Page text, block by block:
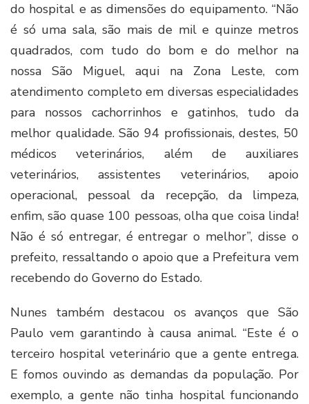
do hospital e as dimensões do equipamento. “Não
é só uma sala, são mais de mil e quinze metros
quadrados, com tudo do bom e do melhor na
nossa São Miguel, aqui na Zona Leste, com
atendimento completo em diversas especialidades
para nossos cachorrinhos e gatinhos, tudo da
melhor qualidade. São 94 profissionais, destes, 50
médicos veterinários, além de auxiliares
veterinários, assistentes veterinários, apoio
operacional, pessoal da recepção, da limpeza,
enfim, são quase 100 pessoas, olha que coisa linda!
Não é só entregar, é entregar o melhor”, disse o
prefeito, ressaltando o apoio que a Prefeitura vem
recebendo do Governo do Estado.
Nunes também destacou os avanços que São
Paulo vem garantindo à causa animal. “Este é o
terceiro hospital veterinário que a gente entrega.
E fomos ouvindo as demandas da população. Por
exemplo, a gente não tinha hospital funcionando